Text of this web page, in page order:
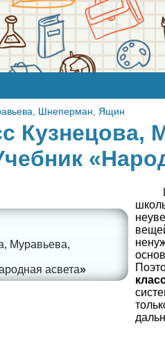
Шнеперман, Ящин
Муравьева,
асвета